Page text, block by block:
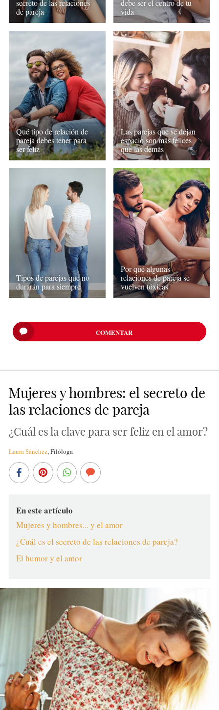
secreto de las relaciones
de pareja
debe ser el centro de tu
vida
Qué tipo de relación de
pareja debes tener para
ser feliz
Las parejas que se dejan
espacio son más felices
que las demás
Tipos de parejas que no
durarán para siempre
Por qué algunas
relaciones de pareja se
vuelven tóxicas
COMENTAR
Mujeres y hombres: el secreto de
las relaciones de pareja
¿Cuál es la clave para ser feliz en el amor?
Laura Sánchez,Filóloga
En este artículo
Mujeres y hombres... y el amor
¿Cuál es el secreto de las relaciones de pareja?
El humor y el amor